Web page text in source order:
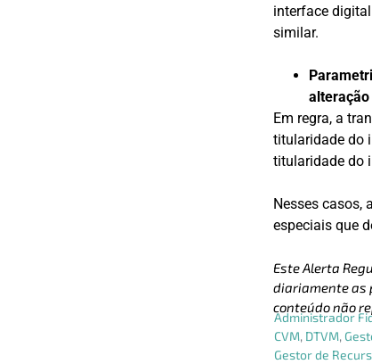
interface
similar.
Em regra, a
titularidade do
titularidade do
Nesses casos,
especiais que
Este Alerta
diariamente as
conteúdo não
Administrador
CVM, DTVM,
Gestor de